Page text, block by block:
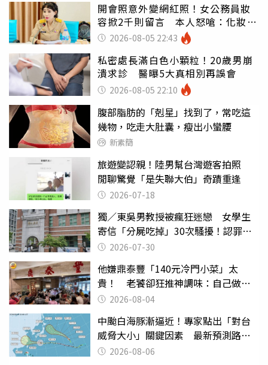
開會照意外變網紅照！女公務員妝
容掀2千則留言 本人怒嗆：化妝有
錯嗎2026-08-05 22:43
私密處長滿白色小顆粒！20歲男崩
潰求診 醫曝5大真相別再誤會
2026-08-05 22:10
腹部脂肪的「剋星」找到了，常吃這
幾物，吃走大肚囊，瘦出小蠻腰
新素簡
旅遊變認親！陸男幫台灣遊客拍照
閒聊驚覺「是失聯大伯」奇蹟重逢
2026-07-18
獨／東吳男教授被瘋狂迷戀 女學生
寄信「分屍吃掉」30次騷擾！認罪免
關 2026-07-30
他嫌鼎泰豐「140元冷門小菜」太
貴！ 老饕卻狂推神調味：自己做不
出來2026-08-04
中颱白海豚漸逼近！專家點出「對台
威脅大小」關鍵因素 最新預測路徑
曝 2026-08-06